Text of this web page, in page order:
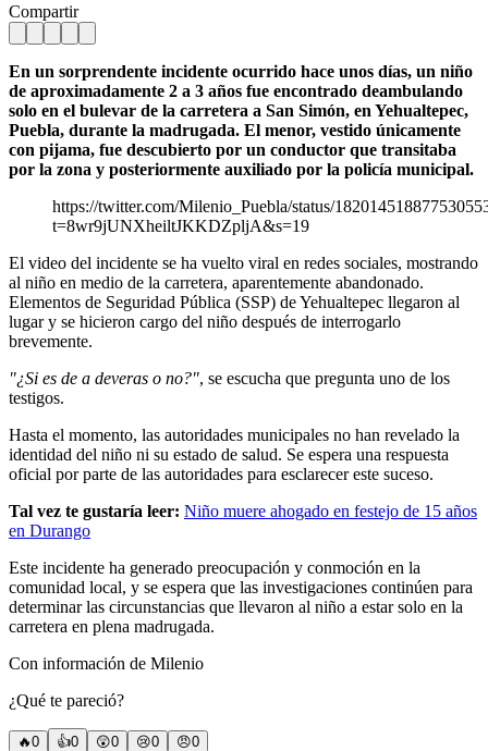
Compartir
En un sorprendente incidente ocurrido hace unos días, un niño
de aproximadamente 2 a 3 años fue encontrado deambulando
solo en el bulevar de la carretera a San Simón, en Yehualtepec,
Puebla, durante la madrugada. El menor, vestido únicamente
con pijama, fue descubierto por un conductor que transitaba
por la zona y posteriormente auxiliado por la policía municipal.
https://twitter.com/Milenio_Puebla/status/
t=8wr9jUNXheiltJKKDZpljA&s=19
El video del incidente se ha vuelto viral en redes sociales, mostrando
al niño en medio de la carretera, aparentemente abandonado.
Elementos de Seguridad Pública (SSP) de Yehualtepec llegaron al
lugar y se hicieron cargo del niño después de interrogarlo
brevemente.
"¿Si es de a deveras o no?", se escucha que pregunta uno de los
testigos.
Hasta el momento, las autoridades municipales no han revelado la
identidad del niño ni su estado de salud. Se espera una respuesta
oficial por parte de las autoridades para esclarecer este suceso.
Tal vez te gustaría leer: Niño muere ahogado en festejo de 15 años
en Durango
Este incidente ha generado preocupación y conmoción en la
comunidad local, y se espera que las investigaciones continúen para
determinar las circunstancias que llevaron al niño a estar solo en la
carretera en plena madrugada.
Con información de Milenio
¿Qué te pareció?
🔥0 👍0 😲0 😢0 😠0